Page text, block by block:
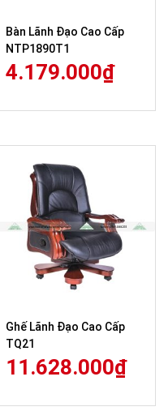
Bàn Lãnh Đạo Cao Cấp
NTP1890T1
4.179.000₫
Ghế Lãnh Đạo Cao Cấp
TQ21
11.628.000₫